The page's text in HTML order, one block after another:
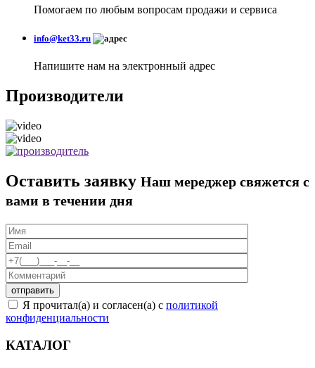
Помогаем по любым вопросам продажи и сервиса
info@ket33.ru
Напишите нам на электронный адрес
Производители
Оставить заявку Наш мереджер свяжется с
вами в течении дня
Я прочитал(а) и согласен(а) с политикой
конфиденциальности
КАТАЛОГ